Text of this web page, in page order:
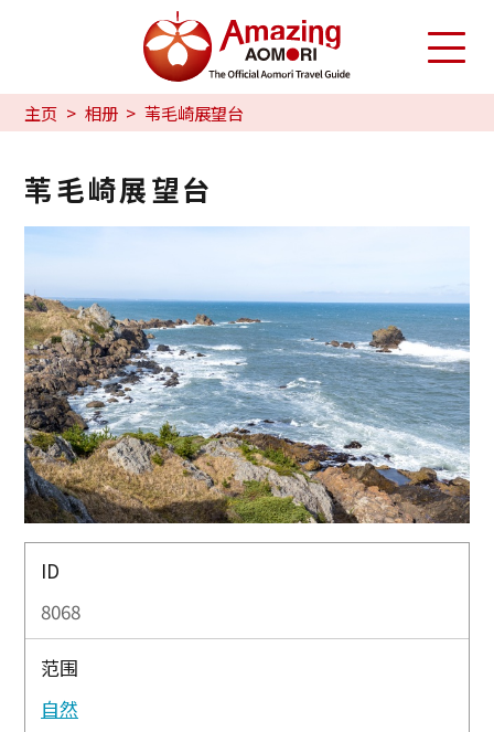
主页 相册 苇毛崎展望台
苇毛崎展望台
ID
8068
范围
自然